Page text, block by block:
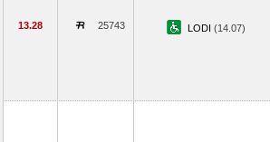
13.28 25743 LODI (14.07)